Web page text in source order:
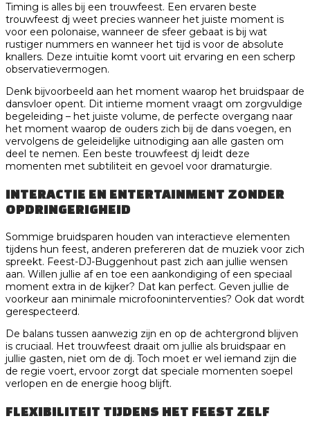
Timing is alles bij een trouwfeest. Een ervaren beste
trouwfeest dj weet precies wanneer het juiste moment is
voor een polonaise, wanneer de sfeer gebaat is bij wat
rustiger nummers en wanneer het tijd is voor de absolute
knallers. Deze intuïtie komt voort uit ervaring en een scherp
observatievermogen.
Denk bijvoorbeeld aan het moment waarop het bruidspaar de
dansvloer opent. Dit intieme moment vraagt om zorgvuldige
begeleiding – het juiste volume, de perfecte overgang naar
het moment waarop de ouders zich bij de dans voegen, en
vervolgens de geleidelijke uitnodiging aan alle gasten om
deel te nemen. Een beste trouwfeest dj leidt deze
momenten met subtiliteit en gevoel voor dramaturgie.
INTERACTIE EN ENTERTAINMENT ZONDER
OPDRINGERIGHEID
Sommige bruidsparen houden van interactieve elementen
tijdens hun feest, anderen prefereren dat de muziek voor zich
spreekt. Feest-DJ-Buggenhout past zich aan jullie wensen
aan. Willen jullie af en toe een aankondiging of een speciaal
moment extra in de kijker? Dat kan perfect. Geven jullie de
voorkeur aan minimale microfooninterventies? Ook dat wordt
gerespecteerd.
De balans tussen aanwezig zijn en op de achtergrond blijven
is cruciaal. Het trouwfeest draait om jullie als bruidspaar en
jullie gasten, niet om de dj. Toch moet er wel iemand zijn die
de regie voert, ervoor zorgt dat speciale momenten soepel
verlopen en de energie hoog blijft.
FLEXIBILITEIT TIJDENS HET FEEST ZELF